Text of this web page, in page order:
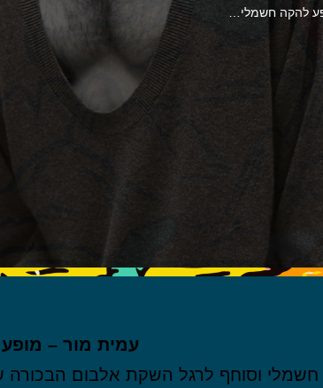
עמית מור –
מגיע ללבונטין 7 למופע להקה חשמלי וסוחף לרגל